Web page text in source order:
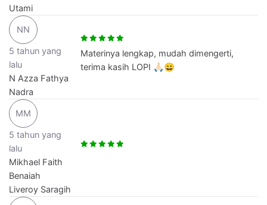
Utami
NN
5 tahun yang
lalu
N Azza Fathya
Nadra
Materinya lengkap, mudah dimengerti,
terima kasih LOPI 🙏🏻😄
MM
5 tahun yang
lalu
Mikhael Faith
Benaiah
Liveroy Saragih